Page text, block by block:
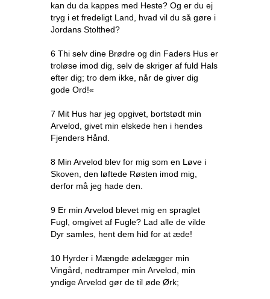
kan du da kappes med Heste? Og er du ej
tryg i et fredeligt Land, hvad vil du så gøre i
Jordans Stolthed?
6 Thi selv dine Brødre og din Faders Hus er
troløse imod dig, selv de skriger af fuld Hals
efter dig; tro dem ikke, når de giver dig
gode Ord!«
7 Mit Hus har jeg opgivet, bortstødt min
Arvelod, givet min elskede hen i hendes
Fjenders Hånd.
8 Min Arvelod blev for mig som en Løve i
Skoven, den løftede Røsten imod mig,
derfor må jeg hade den.
9 Er min Arvelod blevet mig en spraglet
Fugl, omgivet af Fugle? Lad alle de vilde
Dyr samles, hent dem hid for at æde!
10 Hyrder i Mængde ødelægger min
Vingård, nedtramper min Arvelod, min
yndige Arvelod gør de til øde Ørk;